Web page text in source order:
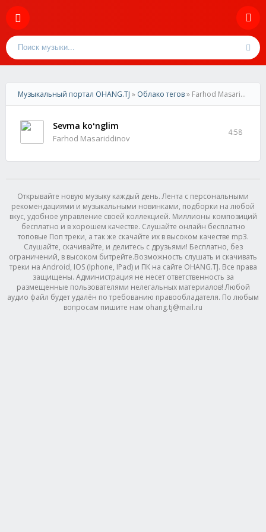
Музыкальный портал OHANG.TJ » Облако тегов» Farhod Masariddinov
Sevma koʻnglim
Farhod Masariddinov
4:58
Открывайте новую музыку каждый день. Лента с персональными
рекомендациями и музыкальными новинками, подборки на любой
вкус, удобное управление своей коллекцией. Миллионы композиций
бесплатно и в хорошем качестве. Слушайте онлайн бесплатно
топовые Поп треки, а так же скачайте их в высоком качестве mp3.
Слушайте, скачивайте, и делитесь с друзьями! Бесплатно, без
ограничений, в высоком битрейте.Возможность слушать и скачивать
треки на Android, IOS (Iphone, IPad) и ПК на сайте OHANG.TJ. Все права
защищены. Администрация не несет ответственность за
размещенные пользователями нелегальных материалов! Любой
аудио файл будет удалён по требованию правообладателя. По любым
вопросам пишите нам ohang.tj@mail.ru